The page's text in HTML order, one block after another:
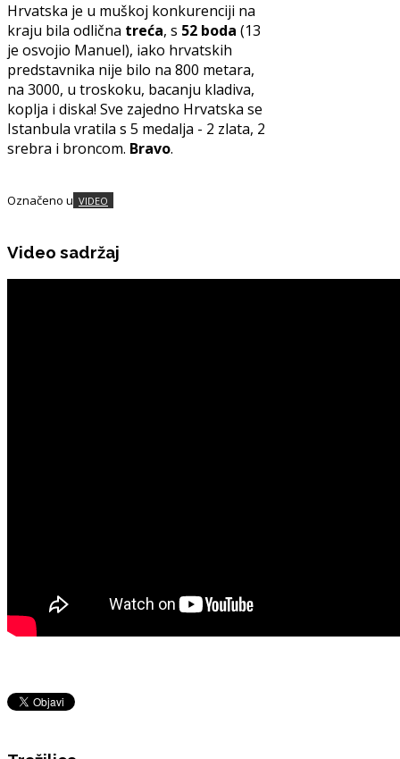
Hrvatska je u muškoj konkurenciji na
kraju bila odlična treća, s 52 boda (13
je osvojio Manuel), iako hrvatskih
predstavnika nije bilo na 800 metara,
na 3000, u troskoku, bacanju kladiva,
koplja i diska! Sve zajedno Hrvatska se
Istanbula vratila s 5 medalja - 2 zlata, 2
srebra i broncom. Bravo.
Označeno u VIDEO
Video sadržaj